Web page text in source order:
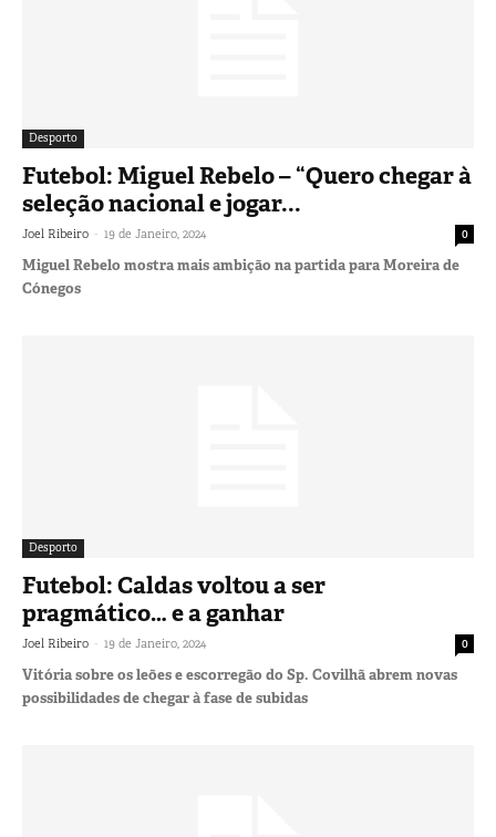
Desporto
Futebol: Miguel Rebelo – “Quero chegar à
seleção nacional e jogar...
Joel Ribeiro - 19 de Janeiro, 2024 0
Miguel Rebelo mostra mais ambição na partida para Moreira de
Cónegos
Desporto
Futebol: Caldas voltou a ser
pragmático… e a ganhar
Joel Ribeiro - 19 de Janeiro, 2024 0
Vitória sobre os leões e escorregão do Sp. Covilhã abrem novas
possibilidades de chegar à fase de subidas